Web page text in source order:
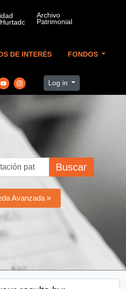
DE INTERÉS FONDOS
Log in
Buscar
Avanzada »